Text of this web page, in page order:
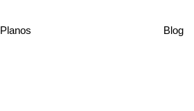
Planos Blog